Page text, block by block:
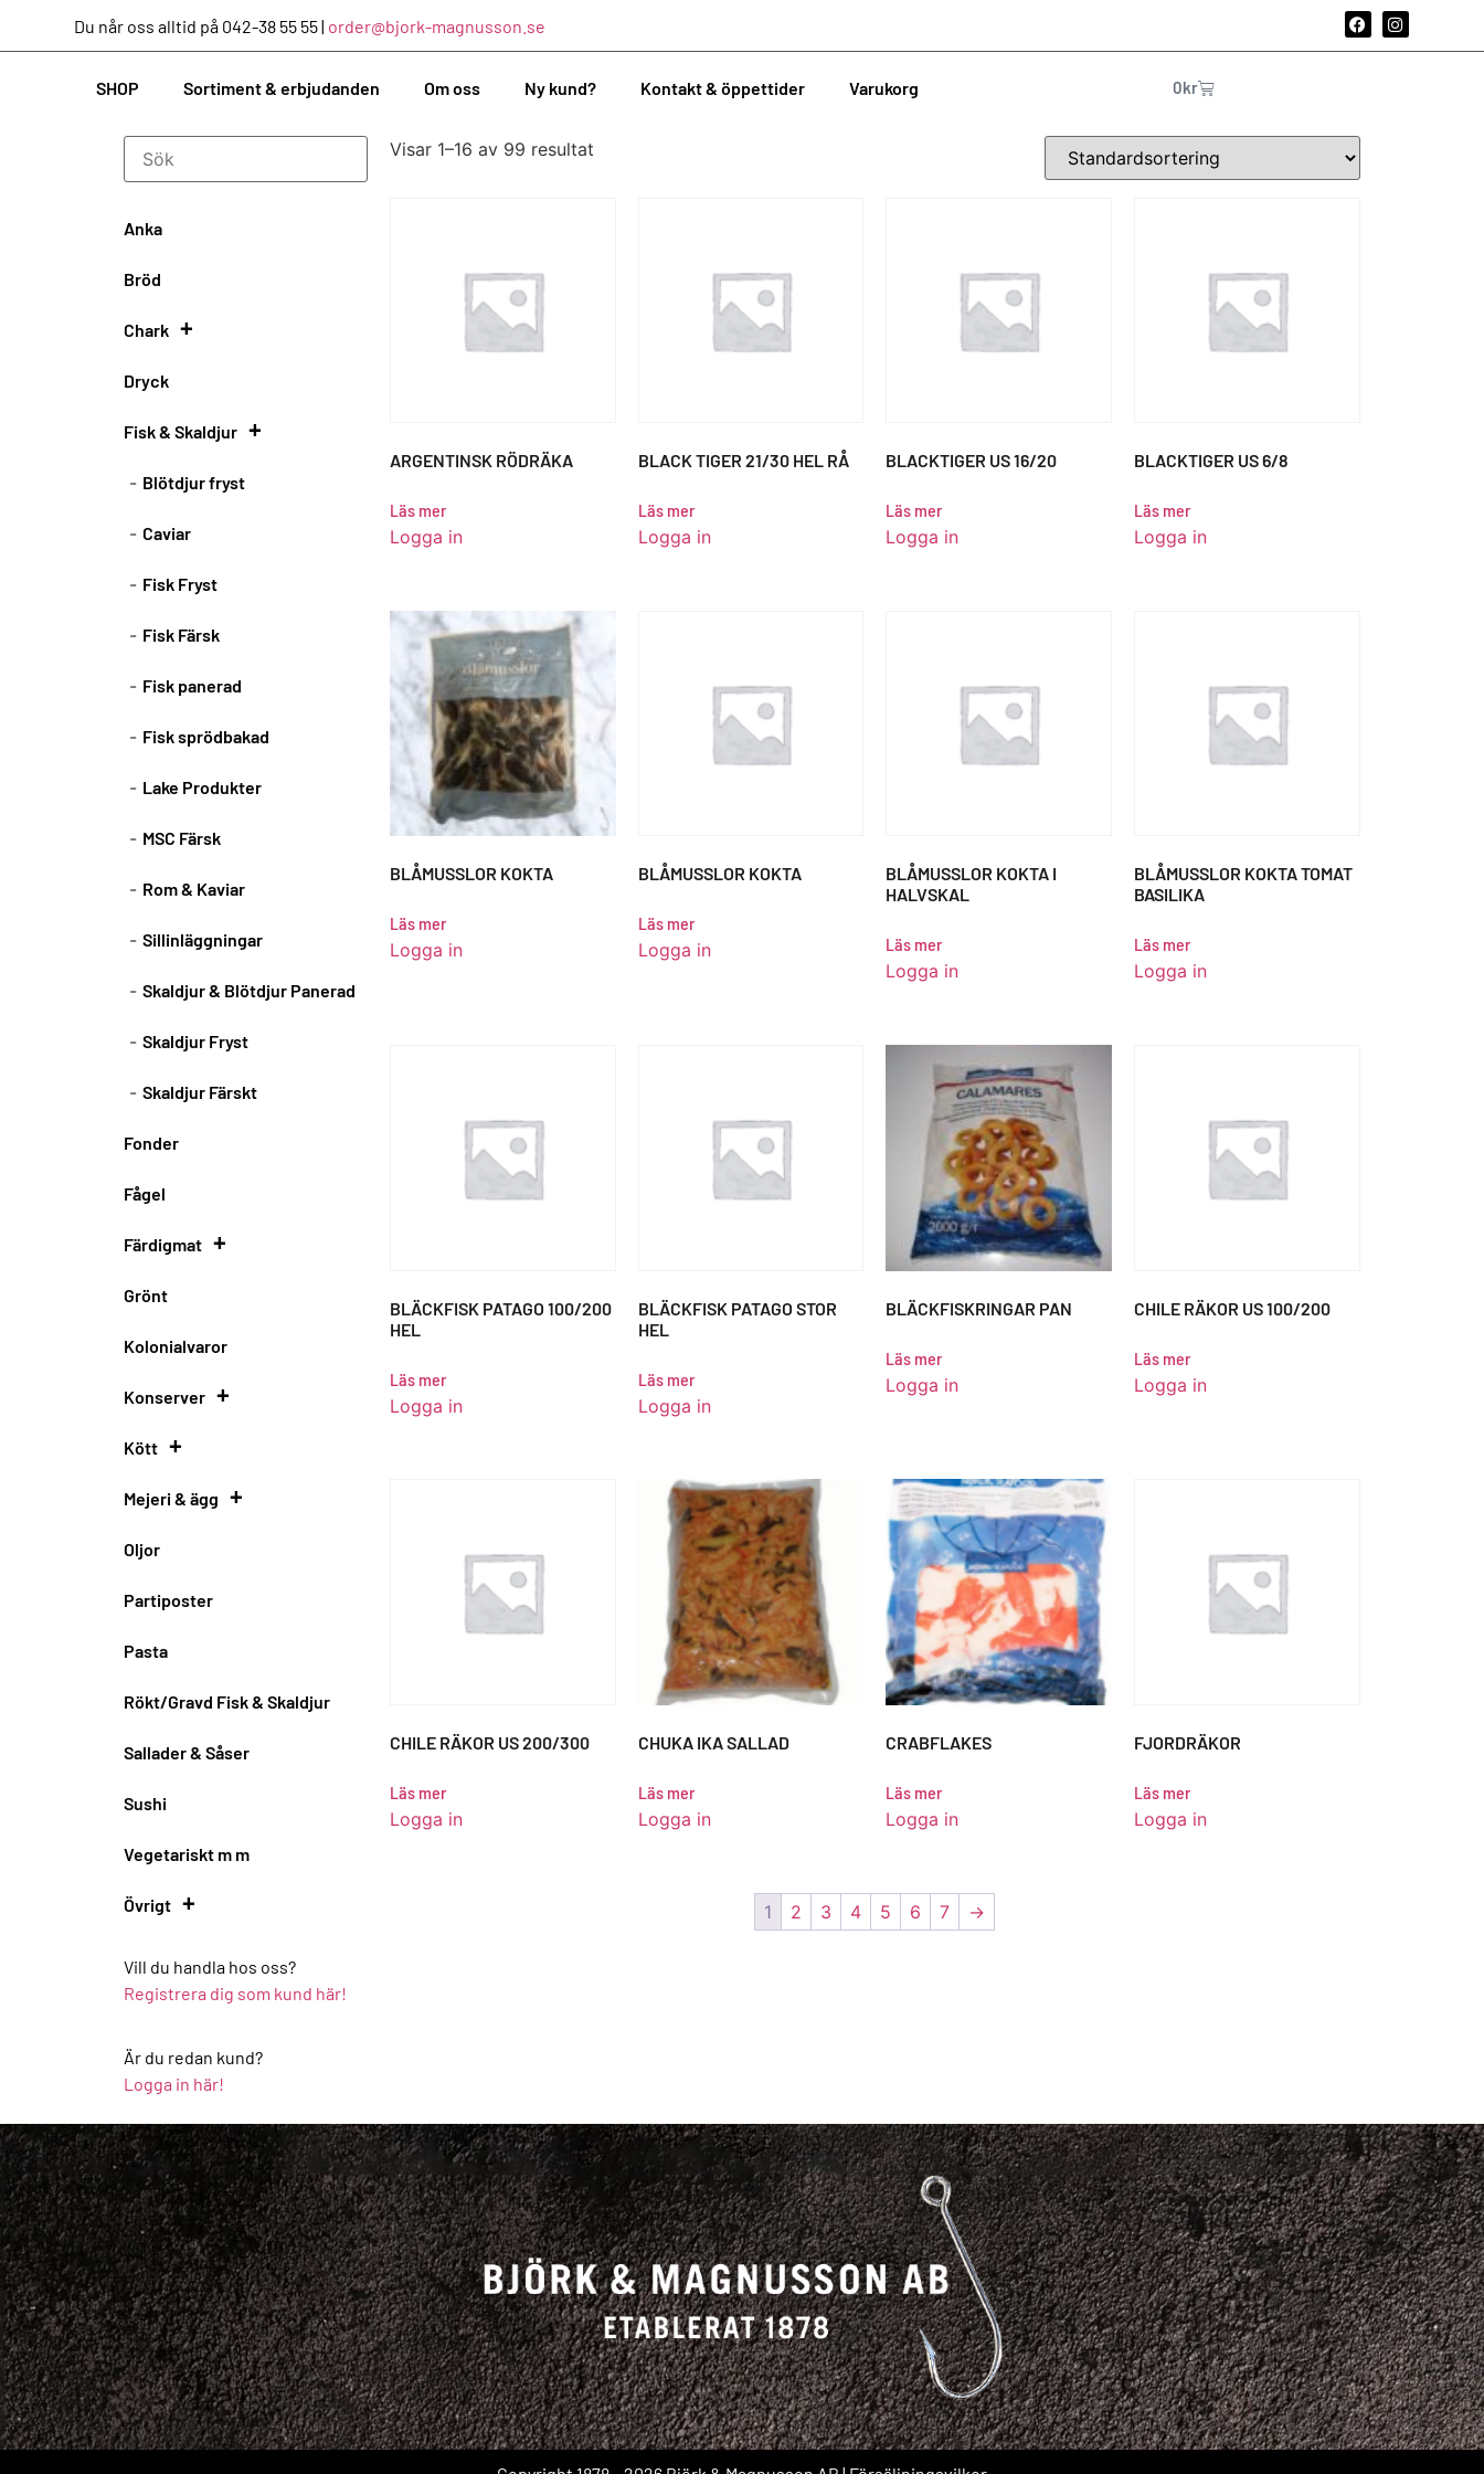
Du når oss alltid på 042-38 55 55 | order@bjork-magnusson.se
SHOP Sortiment & erbjudanden Om oss Ny kund? Kontakt & öppettider Varukorg 0kr
Anka
Bröd
Chark +
Antipasti Chark
Dryck
Fisk & Skaldjur +
Blötdjur fryst
Caviar
Fisk Fryst
Fisk Färsk
Fisk panerad
Fisk sprödbakad
Lake Produkter
MSC Färsk
Rom & Kaviar
Sillinläggningar
Skaldjur & Blötdjur Panerad
Skaldjur Fryst
Skaldjur Färskt
Fonder
Fågel
Färdigmat +
Pateér
Färdig Mat
Färdigmat havet
Grönt
Kolonialvaror
Konserver +
Antipasti konserv
Kött +
Fläskkött
Kalvkött
Nötkött
Lamm
Färs
Sousvide
Hamburgare
Vilt
Mejeri & ägg +
Mejeri
Ost
Ägg
Oljor
Partiposter
Pasta
Rökt/Gravd Fisk & Skaldjur
Sallader & Såser
Sushi
Vegetariskt m m
Övrigt +
Vill du handla hos oss?
Registrera dig som kund här!
Är du redan kund?
Logga in här!
Visar 1–16 av 99 resultat
ARGENTINSK RÖDRÄKA
Läs mer
Logga in
BLACK TIGER 21/30 HEL RÅ
Läs mer
Logga in
BLACKTIGER US 16/20
Läs mer
Logga in
BLACKTIGER US 6/8
Läs mer
Logga in
BLÅMUSSLOR KOKTA
Läs mer
Logga in
BLÅMUSSLOR KOKTA
Läs mer
Logga in
BLÅMUSSLOR KOKTA I
HALVSKAL
Läs mer
Logga in
BLÅMUSSLOR KOKTA TOMAT
BASILIKA
Läs mer
Logga in
BLÄCKFISK PATAGO 100/200
HEL
Läs mer
Logga in
BLÄCKFISK PATAGO STOR
HEL
Läs mer
Logga in
BLÄCKFISKRINGAR PAN
Läs mer
Logga in
CHILE RÄKOR US 100/200
Läs mer
Logga in
CHILE RÄKOR US 200/300
Läs mer
Logga in
CHUKA IKA SALLAD
Läs mer
Logga in
CRABFLAKES
Läs mer
Logga in
FJORDRÄKOR
Läs mer
Logga in
1 2 3 4 5 6 7 →